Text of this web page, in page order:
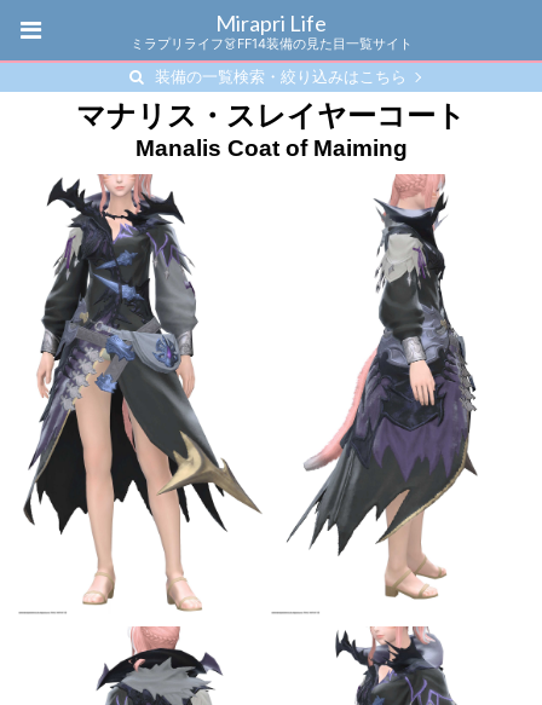
Mirapri Life
ミラプリライフ👗FF14装備の見た目一覧サイト
装備の一覧検索・絞り込みはこちら
マナリス・スレイヤーコート
Manalis Coat of Maiming